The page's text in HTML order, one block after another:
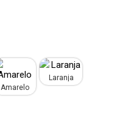
Amarelo
Laranja